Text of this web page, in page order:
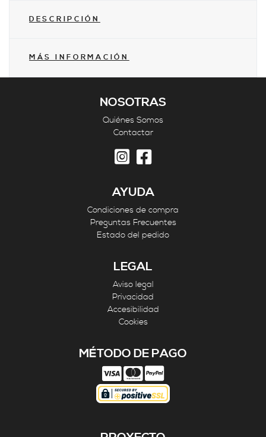
DESCRIPCIÓN
MÁS INFORMACIÓN
NOSOTRAS
Quiénes Somos
Contactar
AYUDA
Condiciones de compra
Preguntas Frecuentes
Estado del pedido
LEGAL
Aviso legal
Privacidad
Accesibilidad
Cookies
MÉTODO DE PAGO